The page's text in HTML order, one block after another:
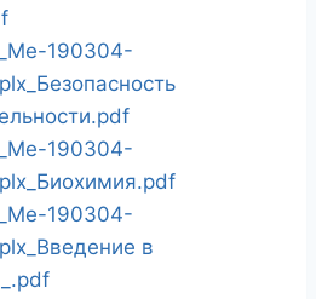
190304-
190304-
190304-
в